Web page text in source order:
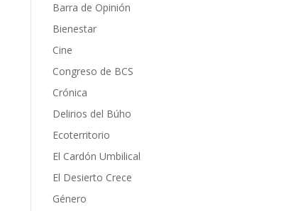
Barra de Opinión
Bienestar
Cine
Congreso de BCS
Crónica
Delirios del Búho
Ecoterritorio
El Cardón Umbilical
El Desierto Crece
Género